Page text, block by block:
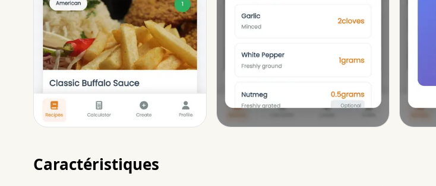
Caractéristiques